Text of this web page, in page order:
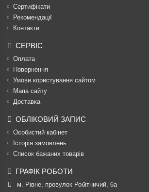
Сертифікати
Рекомендації
Контакти
СЕРВІС
Оплата
Повернення
Умови користування сайтом
Мапа сайту
Доставка
ОБЛІКОВИЙ ЗАПИС
Особистий кабінет
Історія замовлень
Список бажаних товарів
ГРАФІК РОБОТИ
м. Рівне, провулок Робітничий, 6а